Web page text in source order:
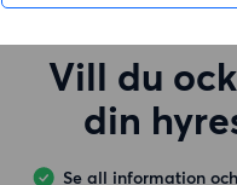
Vill du
din
Se all information